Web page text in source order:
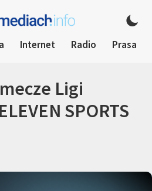
Internet Radio Prasa
Ligi
SPORTS